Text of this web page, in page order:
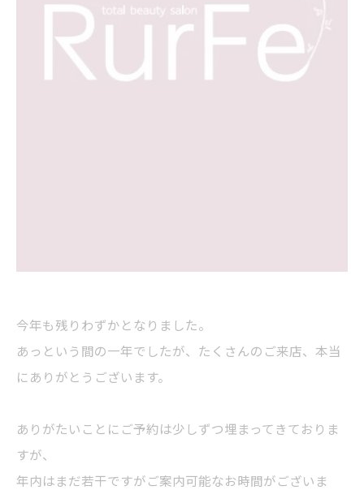
今年も残りわずかとなりました。
あっという間の一年でしたが、たくさんのご来店、本当
にありがとうございます。
ありがたいことにご予約は少しずつ埋まってきておりま
すが、
年内はまだ若干ですがご案内可能なお時間がございま